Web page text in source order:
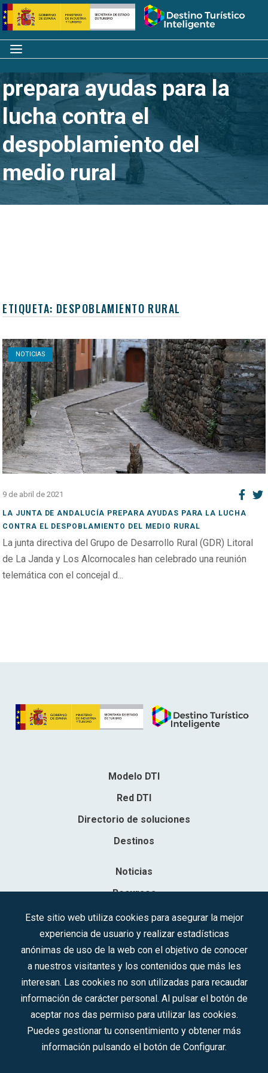
Saltar
al
contenido
Inicio
Menú
La Junta de Andalucía
prepara ayudas para la
lucha contra el
despoblamiento del
medio rural
ETIQUETA: DESPOBLAMIENTO RURAL
NOTICIAS
Open post
9 de abril de 2021
LA JUNTA DE ANDALUCÍA PREPARA AYUDAS PARA LA LUCHA
CONTRA EL DESPOBLAMIENTO DEL MEDIO RURAL
La junta directiva del Grupo de Desarrollo Rural (GDR) Litoral
de La Janda y Los Alcornocales han celebrado una reunión
telemática con el concejal d...
Modelo DTI
Red DTI
Directorio de soluciones
Destinos
Noticias
Recursos
Contacto
Sociedad Mercantil Estatal para la Gestión de la Innovación y las
Tecnologías Turísticas, S.A.M.P.
Inscrita en el R.M. de Madrid, T, 12593, Se. 8, F. 129, H. 201.307.
C.I.F.: A-81/874.984
Síguenos en redes sociales:
Este sitio web utiliza cookies para asegurar la mejor
experiencia de usuario y realizar estadísticas
anónimas de uso de la web con el objetivo de conocer
a nuestros visitantes y los contenidos que más les
interesan. Las cookies no son utilizadas para recaudar
información de carácter personal. Al pulsar el botón de
aceptar nos das permiso para utilizar las cookies.
Puedes gestionar tu consentimiento y obtener más
información pulsando el botón de Configurar.